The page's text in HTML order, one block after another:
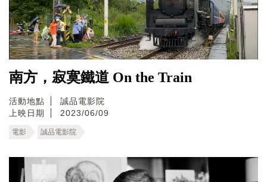
南方，寂寞鐵道 On the Train
活動地點
誠品電影院
上映日期
2023/06/09
電影 誠品電影院